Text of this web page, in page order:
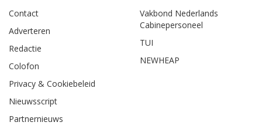
Contact
Adverteren
Redactie
Colofon
Privacy & Cookiebeleid
Nieuwsscript
Partnernieuws
Vakbond Nederlands
Cabinepersoneel
TUI
NEWHEAP